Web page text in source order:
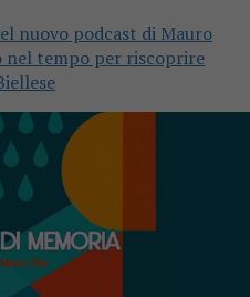
nuovo podcast di Mauro
nel tempo per riscoprire